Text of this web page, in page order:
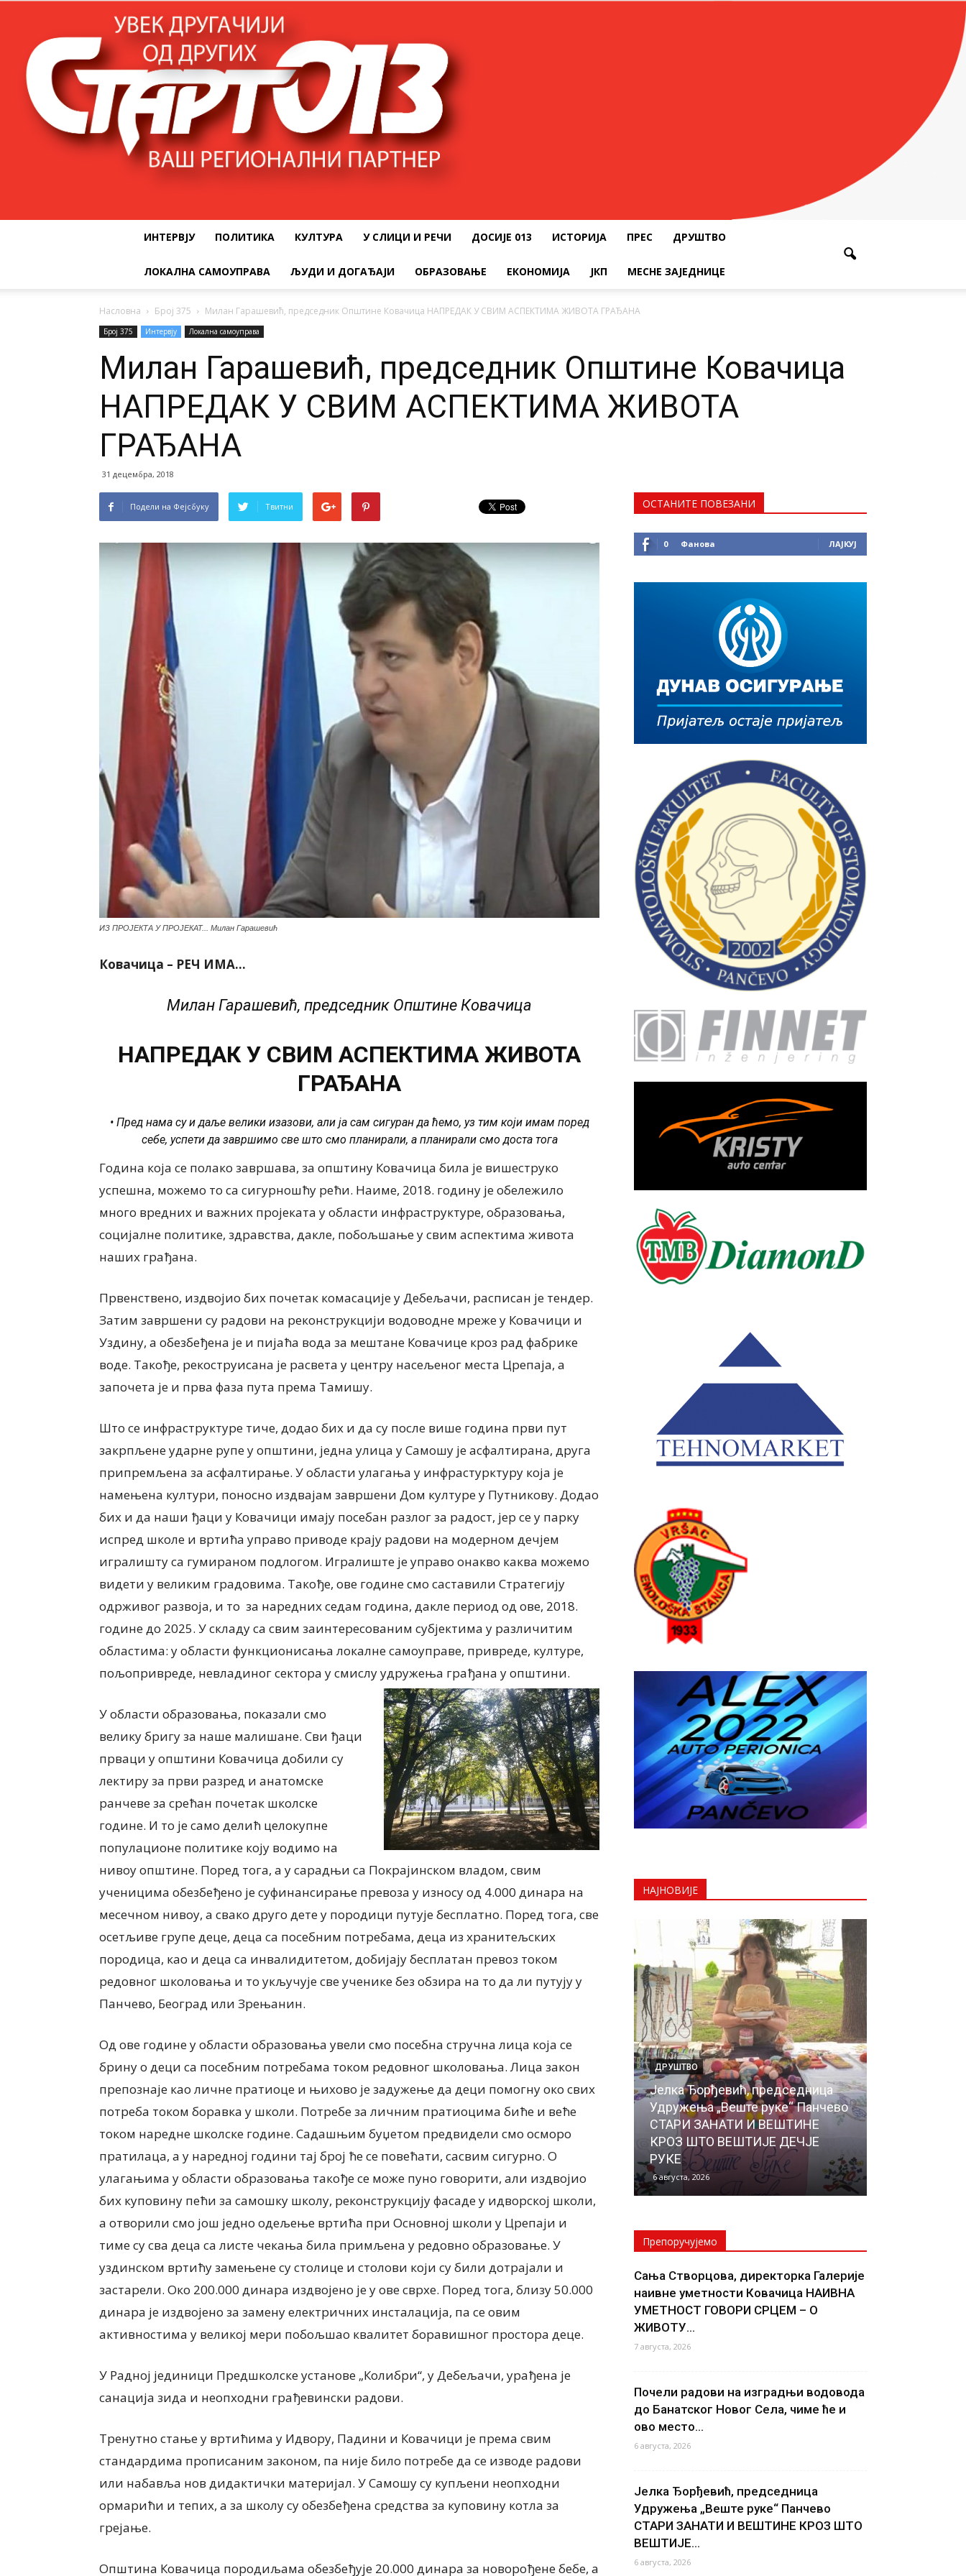
ИНТЕРВЈУ ПОЛИТИКА КУЛТУРА У СЛИЦИ И РЕЧИ ДОСИЈЕ 013 ИСТОРИЈА ПРЕС ДРУШТВО
ЛОКАЛНА САМОУПРАВА ЉУДИ И ДОГАЂАЈИ ОБРАЗОВАЊЕ ЕКОНОМИЈА ЈКП МЕСНЕ ЗАЈЕДНИЦЕ
Насловна Број 375 Милан Гарашевић, председник Општине Ковачица НАПРЕДАК У СВИМ АСПЕКТИМА ЖИВОТА ГРАЂАНА
Број 375 Интервју Локална самоуправа
Милан Гарашевић, председник Општине Ковачица
НАПРЕДАК У СВИМ АСПЕКТИМА ЖИВОТА
ГРАЂАНА
31 децембра, 2018
Подели на Фејсбуку Твитни
ИЗ ПРОЈЕКТА У ПРОЈЕКАТ... Милан Гарашевић
Ковачица – РЕЧ ИМА…
Милан Гарашевић, председник Општине Ковачица
НАПРЕДАК У СВИМ АСПЕКТИМА ЖИВОТА
ГРАЂАНА
• Пред нама су и даље велики изазови, али ја сам сигуран да ћемо, уз тим који имам поред
себе, успети да завршимо све што смо планирали, а планирали смо доста тога
Година која се полако завршава, за општину Ковачица била је вишеструко
успешна, можемо то са сигурношћу рећи. Наиме, 2018. годину је обележило
много вредних и важних пројеката у области инфраструктуре, образовања,
социјалне политике, здравства, дакле, побољшање у свим аспектима живота
наших грађана.
Првенствено, издвојио бих почетак комасације у Дебељачи, расписан је тендер.
Затим завршени су радови на реконструкцији водоводне мреже у Ковачици и
Уздину, а обезбеђена је и пијаћа вода за мештане Ковачице кроз рад фабрике
воде. Такође, рекоструисана је расвета у центру насељеног места Црепаја, а
започета је и прва фаза пута према Тамишу.
Што се инфраструктуре тиче, додао бих и да су после више година први пут
закрпљене ударне рупе у општини, једна улица у Самошу је асфалтирана, друга
припремљена за асфалтирање. У области улагања у инфрастурктуру која је
намењена култури, поносно издвајам завршени Дом културе у Путникову. Додао
бих и да наши ђаци у Ковачици имају посебан разлог за радост, јер се у парку
испред школе и вртића управо приводе крају радови на модерном дечјем
игралишту са гумираном подлогом. Игралиште је управо онакво каква можемо
видети у великим градовима. Такође, ове године смо саставили Стратегију
одрживог развоја, и то за наредних седам година, дакле период од ове, 2018.
године до 2025. У складу са свим заинтересованим субјектима у различитим
областима: у области функционисања локалне самоуправе, привреде, културе,
пољопривреде, невладиног сектора у смислу удружења грађана у општини.
У области образовања, показали смо
велику бригу за наше малишане. Сви ђаци
прваци у општини Ковачица добили су
лектиру за први разред и анатомске
ранчеве за срећан почетак школске
године. И то је само делић целокупне
популационе политике коју водимо на
нивоу општине. Поред тога, а у сарадњи са Покрајинском владом, свим
ученицима обезбеђено је суфинансирање превоза у износу од 4.000 динара на
месечном нивоу, а свако друго дете у породици путује бесплатно. Поред тога, све
осетљиве групе деце, деца са посебним потребама, деца из хранитељских
породица, као и деца са инвалидитетом, добијају бесплатан превоз током
редовног школовања и то укључује све ученике без обзира на то да ли путују у
Панчево, Београд или Зрењанин.
Од ове године у области образовања увели смо посебна стручна лица која се
брину о деци са посебним потребама током редовног школовања. Лица закон
препознаје као личне пратиоце и њихово је задужење да деци помогну око свих
потреба током боравка у школи. Потребе за личним пратиоцима биће и веће
током наредне школске године. Садашњим буџетом предвидели смо осморо
пратилаца, а у наредној години тај број ће се повећати, сасвим сигурно. О
улагањима у области образовања такође се може пуно говорити, али издвојио
бих куповину пећи за самошку школу, реконструкцију фасаде у идворској школи,
а отворили смо још једно одељење вртића при Основној школи у Црепаји и
тиме су сва деца са листе чекања била примљена у редовно образовање. У
уздинском вртићу замењене су столице и столови који су били дотрајали и
застарели. Око 200.000 динара издвојено је у ове сврхе. Поред тога, близу 50.000
динара је издвојено за замену електричних инсталација, па се овим
активностима у великој мери побољшао квалитет боравишног простора деце.
У Радној јединици Предшколске установе „Колибри“, у Дебељачи, урађена је
санација зида и неопходни грађевински радови.
Тренутно стање у вртићима у Идвору, Падини и Ковачици је према свим
стандардима прописаним законом, па није било потребе да се изводе радови
или набавља нов дидактички материјал. У Самошу су купљени неопходни
ормарићи и тепих, а за школу су обезбеђена средства за куповину котла за
грејање.
Општина Ковачица породиљама обезбеђује 20.000 динара за новорођене бебе, а
ОСТАНИТЕ ПОВЕЗАНИ
0 Фанова ЛАЈКУЈ
НАЈНОВИЈЕ
ИНТЕРВЈУ
Сања Створцова, директорка
Галерије наивне уметности
Ковачица НАИВНА УМЕТНОСТ
ГОВОРИ СРЦЕМ – О ЖИВОТУ
КОЈИ СЕ ДАНАС СВЕ РЕЂЕ
СРЕЋЕ
7 августа, 2026
ЛОКАЛНА САМОУПРАВА
Почели радови на изградњи
водовода до Банатског Новог
Села, чиме ће и ово место бити
прикључено на градску
водоводну мрежу КОНАЧНО ЋЕ
НОВОСЕЉАНИ ИМАТИ...
6 августа, 2026
ДРУШТВО
Јелка Ђорђевић, председница
Удружења „Веште руке“ Панчево
СТАРИ ЗАНАТИ И ВЕШТИНЕ
КРОЗ ШТО ВЕШТИЈЕ ДЕЧЈЕ
РУКЕ
6 августа, 2026
Хрћан, председница
жена „Јаношичанка“
БАКЕ И ПРАБАКЕ СЕ НЕ
Препоручујемо
Сања Створцова, директорка Галерије
наивне уметности Ковачица НАИВНА
УМЕТНОСТ ГОВОРИ СРЦЕМ – О
ЖИВОТУ...
7 августа, 2026
Почели радови на изградњи водовода
до Банатског Новог Села, чиме ће и
ово место...
6 августа, 2026
Јелка Ђорђевић, председница
Удружења „Веште руке“ Панчево
СТАРИ ЗАНАТИ И ВЕШТИНЕ КРОЗ ШТО
ВЕШТИЈЕ...
6 августа, 2026